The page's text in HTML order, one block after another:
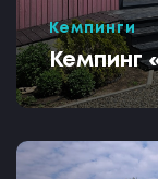
Кемпинги
Кемпинг